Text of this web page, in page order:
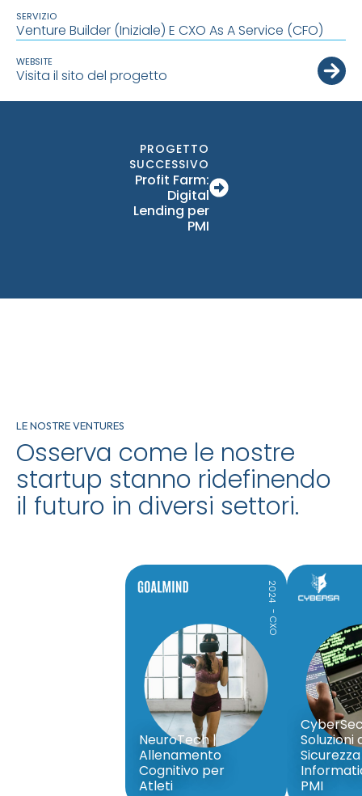
SERVIZIO
Venture Builder (iniziale) E CXO As A Service (CFO)
WEBSITE
Visita il sito del progetto
PROGETTO
SUCCESSIVO
Profit Farm:
Digital
Lending per
PMI
LE NOSTRE VENTURES
Osserva come le nostre
startup stanno ridefinendo
il futuro in diversi settori.
NeuroTech |
Allenamento
Cognitivo per
Atleti
2024
- CXO
Soluzioni
Sicurezza
PMI